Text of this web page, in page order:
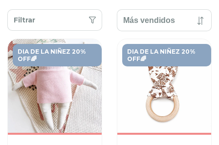
Filtrar
DIA DE LA NIÑEZ 20%
OFF🌈
DIA DE LA NIÑEZ 20%
OFF🌈